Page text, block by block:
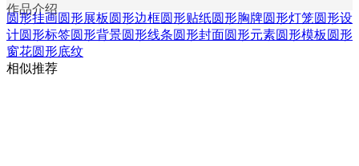
作品介绍
圆形挂画圆形展板 圆形边框圆形贴纸圆形胸牌圆形灯笼圆形设
计圆形标签圆形背景圆形线条圆形封面圆形元素圆形模板 圆形
窗花圆形底纹
相似推荐